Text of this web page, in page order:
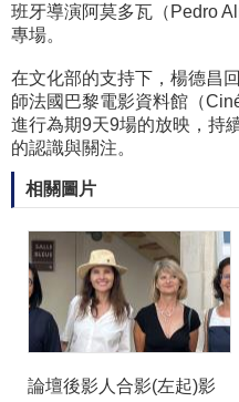
班牙導演阿莫多瓦（Pedro
專場。
在文化部的支持下，楊德昌
師法國巴黎電影資料館（
進行為期9天9場的放映，持
的認識與關注。
相關圖片
論壇後影人合影(左起)影